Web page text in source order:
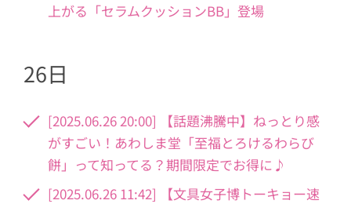
上がる「セラムクッションBB」登場
26日
[2025.06.26 20:00] 【話題沸騰中】ねっとり感
がすごい！あわしま堂「至福とろけるわらび
餅」って知ってる？期間限定でお得に♪
[2025.06.26 11:42] 【文具女子博トーキョー速